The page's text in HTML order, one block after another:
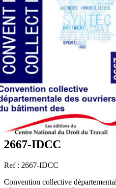
2667-IDCC
Ref : 2667-IDCC
Convention collective